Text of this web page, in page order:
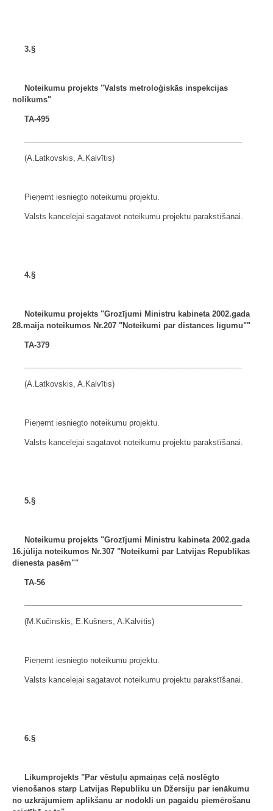
3.§
Noteikumu projekts "Valsts metroloģiskās inspekcijas
nolikums"
TA-495
(A.Latkovskis, A.Kalvītis)
Pieņemt iesniegto noteikumu projektu.
Valsts kancelejai sagatavot noteikumu projektu parakstīšanai.
4.§
Noteikumu projekts "Grozījumi Ministru kabineta 2002.gada
28.maija noteikumos Nr.207 "Noteikumi par distances līgumu""
TA-379
(A.Latkovskis, A.Kalvītis)
Pieņemt iesniegto noteikumu projektu.
Valsts kancelejai sagatavot noteikumu projektu parakstīšanai.
5.§
Noteikumu projekts "Grozījumi Ministru kabineta 2002.gada
16.jūlija noteikumos Nr.307 "Noteikumi par Latvijas Republikas
dienesta pasēm""
TA-56
(M.Kučinskis, E.Kušners, A.Kalvītis)
Pieņemt iesniegto noteikumu projektu.
Valsts kancelejai sagatavot noteikumu projektu parakstīšanai.
6.§
Likumprojekts "Par vēstuļu apmaiņas ceļā noslēgto
vienošanos starp Latvijas Republiku un Džersiju par ienākumu
no uzkrājumiem aplikšanu ar nodokli un pagaidu piemērošanu